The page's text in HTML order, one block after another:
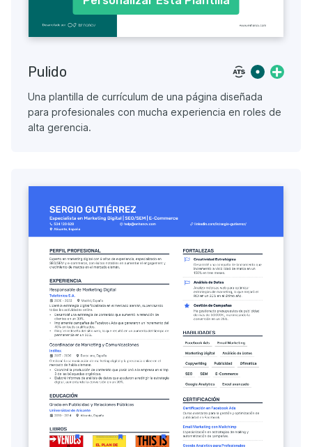
Pulido
Una plantilla de currículum de una página diseñada
para profesionales con mucha experiencia en roles de
alta gerencia.